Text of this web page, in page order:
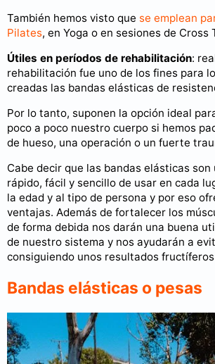
También hemos visto que se emplean
Pilates, en Yoga o en sesiones de Cross
Útiles en períodos de rehabilitación:
rehabilitación fue uno de los fines para
creadas las bandas elásticas de
Por lo tanto, suponen la opción ideal
poco a poco nuestro cuerpo si hemos
de hueso, una operación o un fuerte
Cabe decir que las bandas elásticas
rápido, fácil y sencillo de usar en cada
la edad y al tipo de persona y por eso
ventajas. Además de fortalecer los
de forma debida nos darán una buena
de nuestro sistema y nos ayudarán a
consiguiendo unos resultados
Bandas elásticas o pesas